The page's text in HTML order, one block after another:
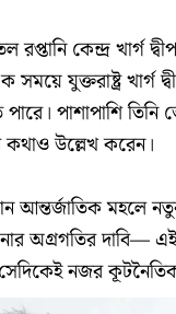
কেন্দ্র খার্গ
যুক্তরাষ্ট্র খার্গ
পাশাপাশি
কথাও উল্লেখ করেন।
আন্তর্জাতিক মহলে
অগ্রগতির দাবি—
নজর